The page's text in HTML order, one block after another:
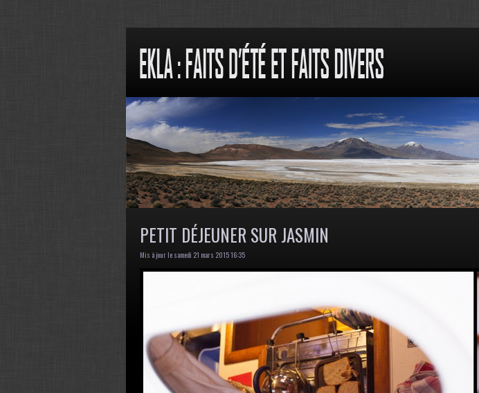
PETIT DÉJEUNER SUR JASMIN
Mis à jour le samedi 21 mars 2015 16:35